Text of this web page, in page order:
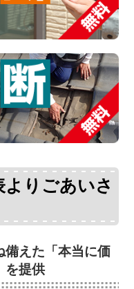
りごあいさ
備えた 「本当に価
を提供